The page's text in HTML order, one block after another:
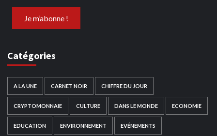
Catégories
A LA UNE CARNET NOIR CHIFFRE DU JOUR
CRYPTOMONNAIE CULTURE DANS LE MONDE ECONOMIE
EDUCATION ENVIRONNEMENT EVÉNEMENTS